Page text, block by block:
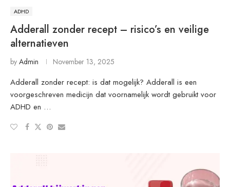
ADHD
Adderall zonder recept – risico’s en veilige
alternatieven
by Admin November 13, 2025
Adderall zonder recept: is dat mogelijk? Adderall is een
voorgeschreven medicijn dat voornamelijk wordt gebruikt voor
ADHD en …